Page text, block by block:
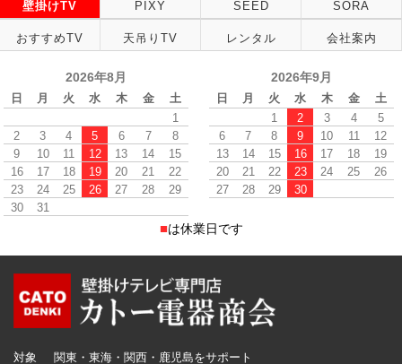
壁掛けTV PIXY SEED SORA
おすすめTV 天吊りTV レンタル 会社案内
2026年8月
日 月 火 水 木 金
土
1
2
3 4 5 6 7
8
9
10 11 12 13 14
15
16
17 18 19 20 21
22
23
24 25 26 27 28
29
30
31
2026年9月
日 月 火 水 木 金
土
1
2 3 4
5
6
7 8 9 10 11
12
13
14 15 16 17 18
19
20
21 22 23 24 25
26
27
28 29 30
■は休業日です
対象 関東・東海・関西・鹿児島をサポート